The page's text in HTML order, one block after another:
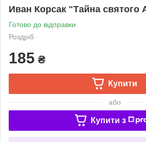
Иван Корсак "Тайна святого
Готово до відправки
Роздріб
185 ₴
Купити
або
Купити з